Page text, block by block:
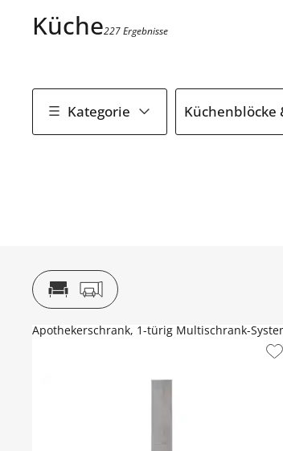
Küche227 Ergebnisse
Kategorie Küchenblöcke
Apothekerschrank, 1-türig Multischrank-